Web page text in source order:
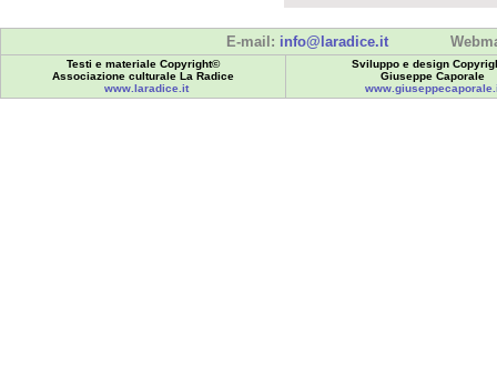
E-mail: info@laradice.it
Testi e materiale Copyright©
Associazione culturale La Radice
www.laradice.it
Sviluppo e design
Giuseppe Caporale